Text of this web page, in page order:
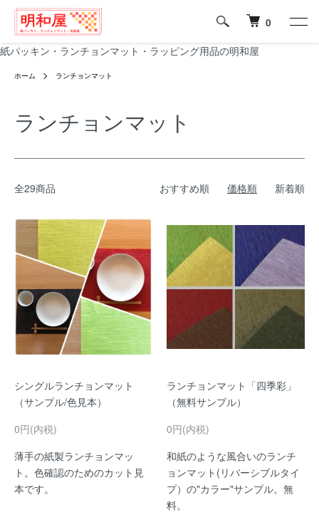
紙パッキン・ランチョンマット・ラッピング用品の明和屋
0
ホーム ランチョンマット
ランチョンマット
全29商品 おすすめ順 価格順 新着順
シングルランチョンマット
（サンプル/色見本）
0円(内税)
薄手の紙製ランチョンマッ
ト。色確認のためのカット見
本です。
ランチョンマット「四季彩」
（無料サンプル）
0円(内税)
和紙のような風合いのランチ
ョンマット(リバーシブルタイ
プ）の"カラー"サンプル。無
料。